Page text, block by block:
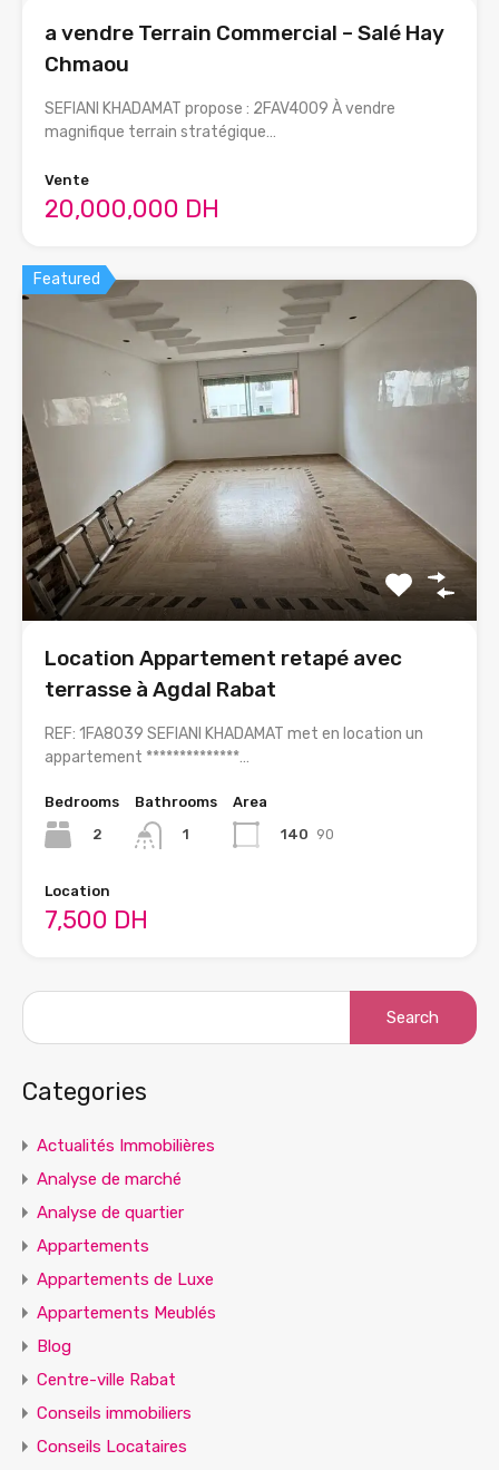
a vendre Terrain Commercial – Salé Hay
Chmaou
SEFIANI KHADAMAT propose : 2FAV4009 À vendre
magnifique terrain stratégique…
Vente
20,000,000 DH
Featured
Location Appartement retapé avec
terrasse à Agdal Rabat
REF: 1FA8039 SEFIANI KHADAMAT met en location un
appartement **************…
Bedrooms
2
Bathrooms
1
Area
140 90
Location
7,500 DH
Categories
Actualités Immobilières
Analyse de marché
Analyse de quartier
Appartements
Appartements de Luxe
Appartements Meublés
Blog
Centre-ville Rabat
Conseils immobiliers
Conseils Locataires